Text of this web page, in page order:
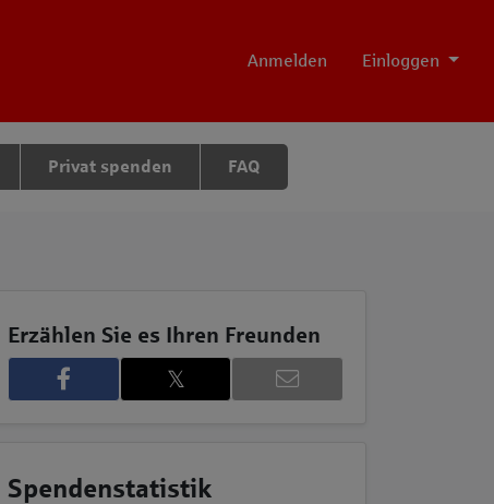
Anmelden Einloggen
Privat spenden FAQ
Erzählen Sie es Ihren Freunden
𝕏
Spendenstatistik